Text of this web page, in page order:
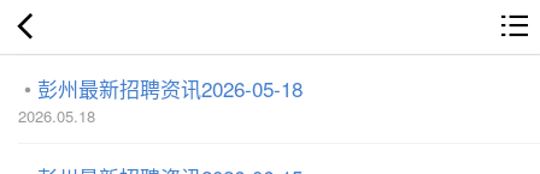
彭州最新招聘资讯2026-05-18
2026.05.18